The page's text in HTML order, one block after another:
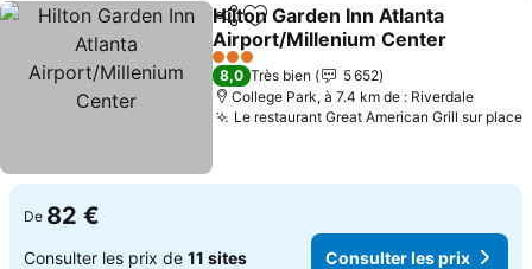
PartagerAjouter à mes favoris
Hilton Garden Inn Atlanta
Airport/Millenium Center
3 Étoiles
8,0 Très bien
5 652
College Park, à 7.4 km de : Riverdale
Le restaurant Great American Grill sur place
De 82 €
Consulter les prix de 11 sites Consulter les prix